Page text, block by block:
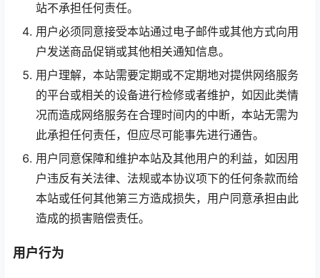
站不承担任何责任。
用户必须同意接受本站通过电子邮件或其他方式向用
户发送商品促销或其他相关通知信息。
用户理解，本站需要定期或不定期地对提供网络服务
的平台或相关的设备进行检修或者维护，如因此类情
况而造成网络服务在合理时间内的中断，本站无需为
此承担任何责任，但应尽可能事先进行通告。
用户同意保障和维护本站及其他用户的利益，如因用
户违反有关法律、法规或本协议项下的任何条款而给
本站或任何其他第三方造成损失，用户同意承担由此
造成的损害赔偿责任。
用户行为